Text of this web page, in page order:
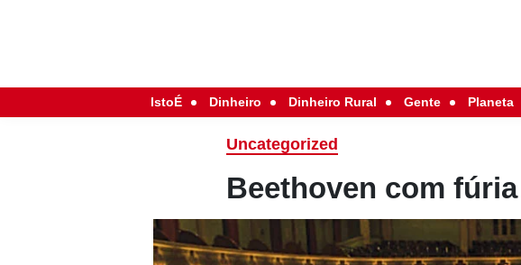
IstoÉ Dinheiro Dinheiro Rural Gente Planeta
Uncategorized
Beethoven com fúria